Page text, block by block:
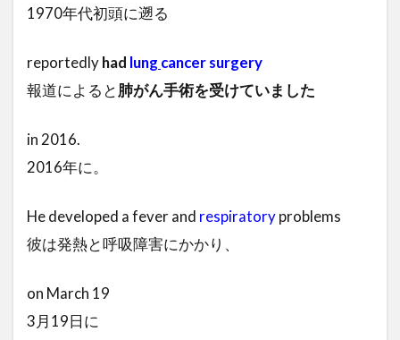
1970年代初頭に遡る
reportedlyhad lung cancersurgery
報道によると肺がん手術を受けていました
in 2016.
2016年に。
He developed a fever and respiratoryproblems
彼は発熱と呼吸障害にかかり、
on March 19
3月19日に